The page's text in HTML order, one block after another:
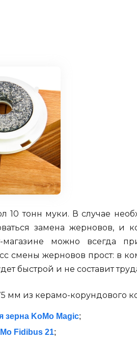
10 тонн муки. В случае
замена жерновов, и
можно всегда
смены жерновов прост: в
быстрой и не составит
мм из керамо-корундового
зерна KoMo Magic;
Fidibus 21;